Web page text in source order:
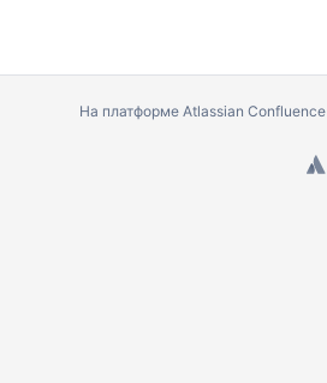
На платформе Atlassian Confluence